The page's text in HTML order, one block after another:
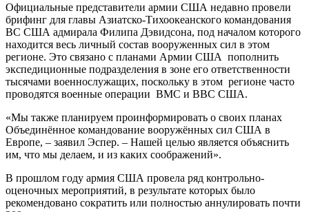
Официальные представители армии США недавно провели
брифинг для главы Азиатско-Тихоокеанского командования
ВС США адмирала Филипа Дэвидсона, под началом которого
находится весь личный состав вооруженных сил в этом
регионе. Это связано с планами Армии США пополнить
экспедиционные подразделения в зоне его ответственности
тысячами военнослужащих, поскольку в этом регионе часто
проводятся военные операции ВМС и ВВС США.
«Мы также планируем проинформировать о своих планах
Объединённое командование вооружённых сил США в
Европе, – заявил Эспер. – Нашей целью является объяснить
им, что мы делаем, и из каких соображений».
В прошлом году армия США провела ряд контрольно-
оценочных мероприятий, в результате которых было
рекомендовано сократить или полностью аннулировать почти